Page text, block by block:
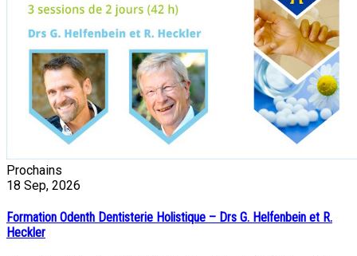
Prochains
18 Sep, 2026
Formation Odenth Dentisterie Holistique – Drs G. Helfenbein et R.
Heckler